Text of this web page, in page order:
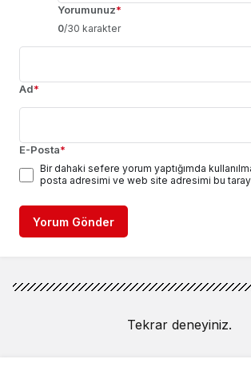
Yorumunuz*
0/30 karakter
Ad*
E-Posta*
Bir dahaki sefere yorum yaptığımda
posta adresimi ve web site adresimi bu
Yorum Gönder
Tekrar deneyiniz.